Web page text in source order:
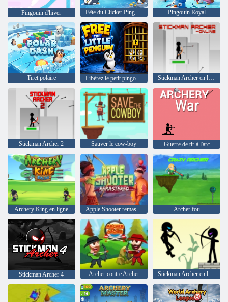
Pingouin d'hiver Fête du Clicker Pingouin Pingouin Royal
Tiret polaire Libérez le petit pingouin Stickman Archer en ligne
Stickman Archer 2 Sauver le cow-boy Guerre de tir à l'arc
Archery King en ligne Apple Shooter remasterisé Archer fou
Stickman Archer 4 Archer contre Archer Stickman Archer en ligne 4